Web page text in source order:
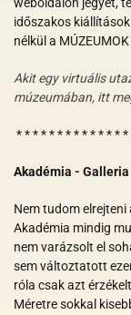
időszakos
nélkül a
Akit egy virtuális
múzeumában, itt
* * * * * * * * * * * * *
Akadémia -
Nem tudom
Akadémia mindig
nem varázsolt el
sem változtatott
róla csak azt
Méretre sokkal